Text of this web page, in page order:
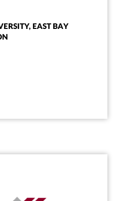
EAST BAY